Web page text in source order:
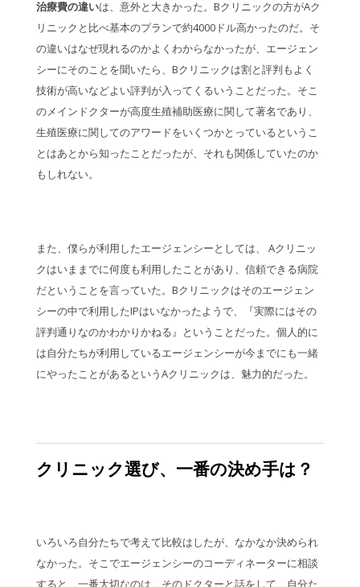
治療費の違いは、意外と大きかった。Bクリニックの方がAク
リニックと比べ基本のプランで約4000ドル高かったのだ。そ
の違いはなぜ現れるのかよくわからなかったが、エージェン
シーにそのことを聞いたら、Bクリニックは割と評判もよく
技術が高いなどよい評判が入ってくるいうことだった。そこ
のメインドクターが高度生殖補助医療に関して著名であり、
生殖医療に関してのアワードをいくつかとっているというこ
とはあとから知ったことだったが、それも関係していたのか
もしれない。
また、僕らが利用したエージェンシーとしては、 Aクリニッ
クはいままでに何度も利用したことがあり、信頼できる病院
だということを言っていた。Bクリニックはそのエージェン
シーの中で利用したIPはいなかったようで、『実際にはその
評判通りなのかわかりかねる』ということだった。個人的に
は自分たちが利用しているエージェンシーが今までにも一緒
にやったことがあるというAクリニックは、魅力的だった。
クリニック選び、一番の決め手は？
いろいろ自分たちで考えて比較はしたが、なかなか決められ
なかった。そこでエージェンシーのコーディネーターに相談
すると、一番大切なのは、そのドクターと話をして、自分た